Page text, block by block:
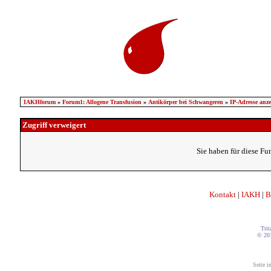
IAKHforum» Forum1: Allogene Transfusion » Antikörper bei Schwangeren » IP-Adresse
Zugriff verweigert
Sie haben für diese
Kontakt | IAKH |
©
Seite